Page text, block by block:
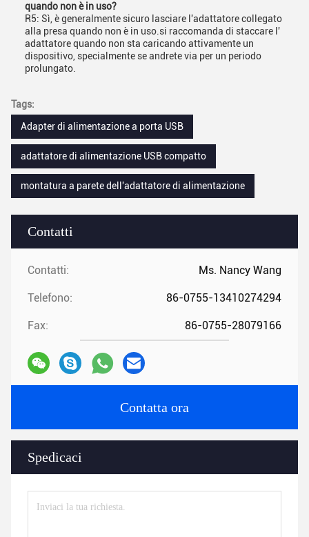
Contatti
Contatti: Ms. Nancy Wang
Telefono: 86-0755-13410274294
Fax: 86-0755-28079166
Contatta ora
Spedicaci
quando non è in uso?
R5: Sì, è generalmente sicuro lasciare l'adattatore collegato
alla presa quando non è in uso.si raccomanda di staccare l'
adattatore quando non sta caricando attivamente un
dispositivo, specialmente se andrete via per un periodo
prolungato.
Tags:
Adapter di alimentazione a porta USB
adattatore di alimentazione USB compatto
montatura a parete dell'adattatore di alimentazione